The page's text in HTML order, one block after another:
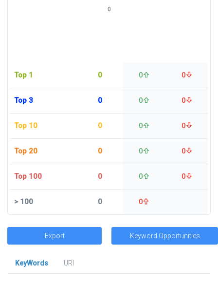
Top 1 0 0 0
Top 3 0 0 0
Top 10 0 0 0
Top 20 0 0 0
Top 100 0 0 0
>100 0 0
0
Export Keyword Opportunities
KeyWords
URl